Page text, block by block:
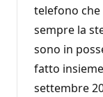
telefono che
sempre la
sono in
fatto
settembre